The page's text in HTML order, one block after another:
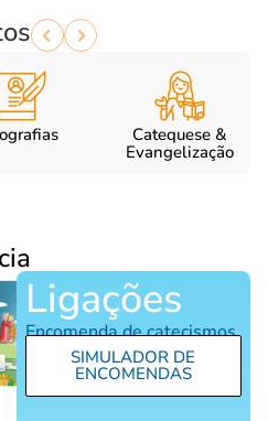
Catequese &
Evangelização
Ligações
Encomenda de catecismos
SIMULADOR DE
ENCOMENDAS